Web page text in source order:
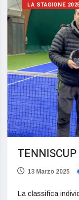
LA STAGIONE
13 Marzo 2025
La classifica